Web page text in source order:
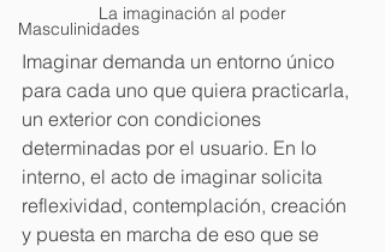
Masculinidades
La imaginación al poder
Imaginar demanda un entorno único
para cada uno que quiera practicarla,
un exterior con condiciones
determinadas por el usuario. En lo
interno, el acto de imaginar solicita
reflexividad, contemplación, creación
y puesta en marcha de eso que se